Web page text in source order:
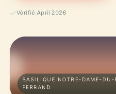
Vérifié April 2026
BASILIQUE NOTRE-DAME-DU-
FERRAND